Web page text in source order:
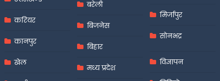
करियर
कानपुर
खेल
बरेली
बिजनेस
बिहार
मध्य प्रदेश
मिर्जापुर
सोनभद्र
विज्ञापन